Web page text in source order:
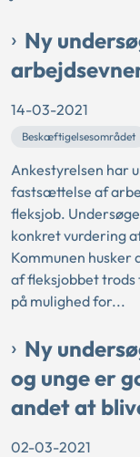
Ny
14-03-2021
Beskæftigelsesområdet
Ankestyrelsen har
fastsættelse af
fleksjob.
konkret vurdering
Kommunen husker
af fleksjobbet
på mulighed for...
Ny
og unge er
andet at
02-03-2021